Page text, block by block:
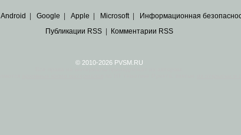
Android Google Apple Microsoft| Информационная
Публикации RSS| Комментарии RSS
© 2010-2026 PVSM.RU